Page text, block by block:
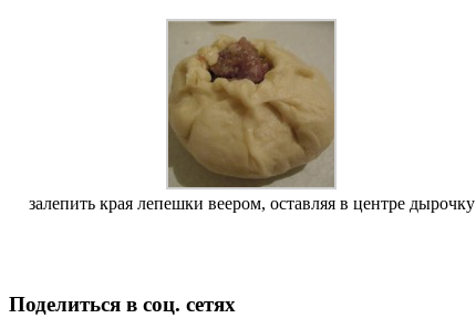
залепить края лепешки веером, оставляя в центре дырочку
Поделиться в соц. сетях